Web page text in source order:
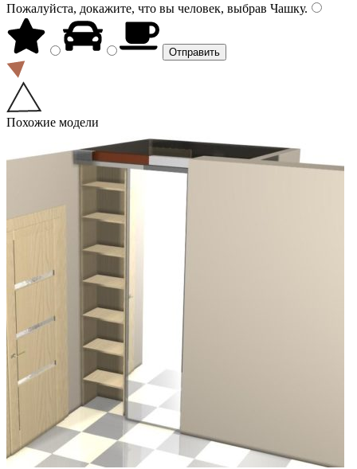
Пожалуйста, докажите, что вы человек, выбрав Чашку.
Похожие модели